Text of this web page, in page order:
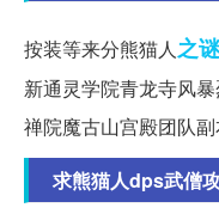
按装等来分熊猫人之谜
新通灵学院青龙寺风
禅院魔古山宫殿团队副
求熊猫人dps武僧